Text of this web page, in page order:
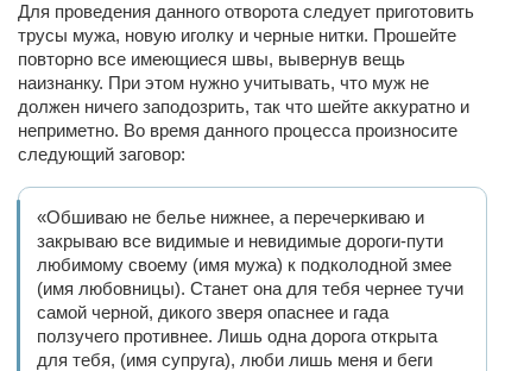
Для проведения данного отворота следует приготовить
трусы мужа, новую иголку и черные нитки. Прошейте
повторно все имеющиеся швы, вывернув вещь
наизнанку. При этом нужно учитывать, что муж не
должен ничего заподозрить, так что шейте аккуратно и
неприметно. Во время данного процесса произносите
следующий заговор:
«Обшиваю не белье нижнее, а перечеркиваю и
закрываю все видимые и невидимые дороги-пути
любимому своему (имя мужа) к подколодной змее
(имя любовницы). Станет она для тебя чернее тучи
самой черной, дикого зверя опаснее и гада
ползучего противнее. Лишь одна дорога открыта
для тебя, (имя супруга), люби лишь меня и беги